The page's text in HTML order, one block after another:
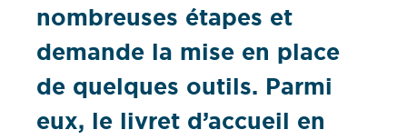
nombreuses étapes et
demande la mise en place
de quelques outils. Parmi
eux, le livret d’accueil en